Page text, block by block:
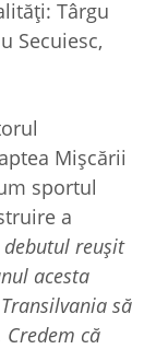
Târgu
Secuiesc,
Mișcării
sportul
a
debutul reușit
acesta
să
că